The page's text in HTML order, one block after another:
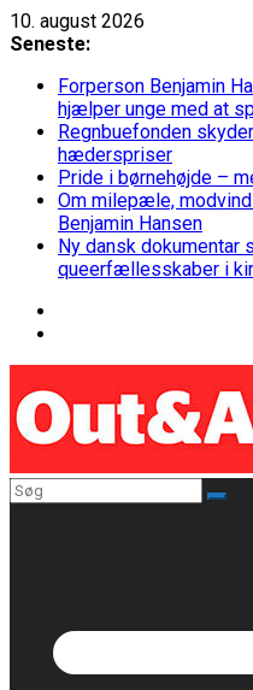
Skip
to
10. august 2026
Seneste:
Forperson Benjamin
hjælper unge med at
Regnbuefonden
hæderspriser
Pride i børnehøjde –
Om milepæle,
Benjamin Hansen
Ny dansk
queerfællesskaber i